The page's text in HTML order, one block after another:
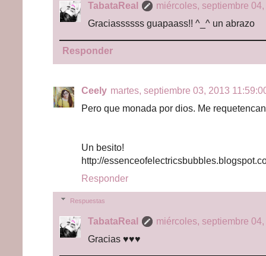
TabataReal
miércoles, septiembre
Graciassssss guapaass!! ^_^ un abrazo
Responder
Ceely martes, septiembre 03, 2013
Pero que monada por dios. Me
Un besito!
http://
Responder
Respuestas
TabataReal
miércoles, septiembre
Gracias ♥♥♥